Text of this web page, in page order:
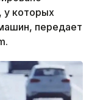
у которых
передает